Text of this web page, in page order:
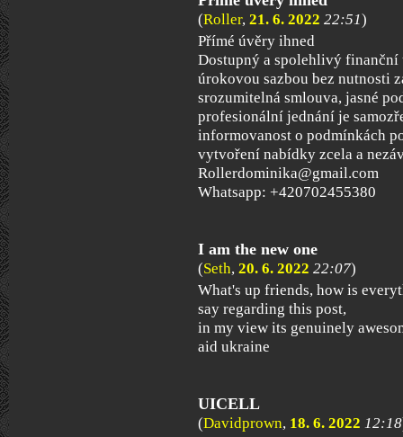
(Roller, 21. 6. 2022 22:51)
Přímé úvěry ihned
Dostupný a spolehlivý
úrokovou sazbou bez nutnosti
srozumitelná smlouva, jasné
profesionální jednání je
informovanost o podmínkách
vytvoření nabídky zcela a
Rollerdominika@gmail.com
Whatsapp: +420702455380
I am the new one
(Seth, 20. 6. 2022 22:07)
What's up friends, how is
say regarding this post,
in my view its genuinely
aid ukraine
UICELL
(Davidprown, 18. 6. 2022 12:18